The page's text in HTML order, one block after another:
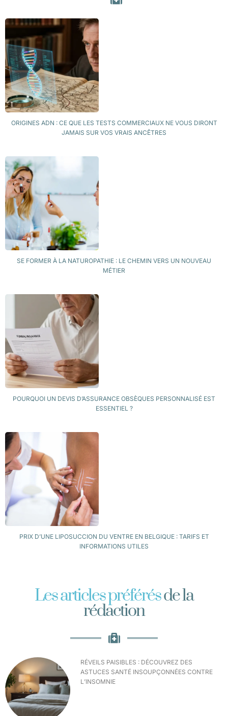
ORIGINES ADN : CE QUE LES TESTS COMMERCIAUX NE VOUS DIRONT
JAMAIS SUR VOS VRAIS ANCÊTRES
SE FORMER À LA NATUROPATHIE : LE CHEMIN VERS UN NOUVEAU
MÉTIER
POURQUOI UN DEVIS D’ASSURANCE OBSÈQUES PERSONNALISÉ EST
ESSENTIEL ?
PRIX D’UNE LIPOSUCCION DU VENTRE EN BELGIQUE : TARIFS ET
INFORMATIONS UTILES
Les articles préférésde la
rédaction
RÉVEILS PAISIBLES : DÉCOUVREZ DES
ASTUCES SANTÉ INSOUPÇONNÉES CONTRE
L’INSOMNIE